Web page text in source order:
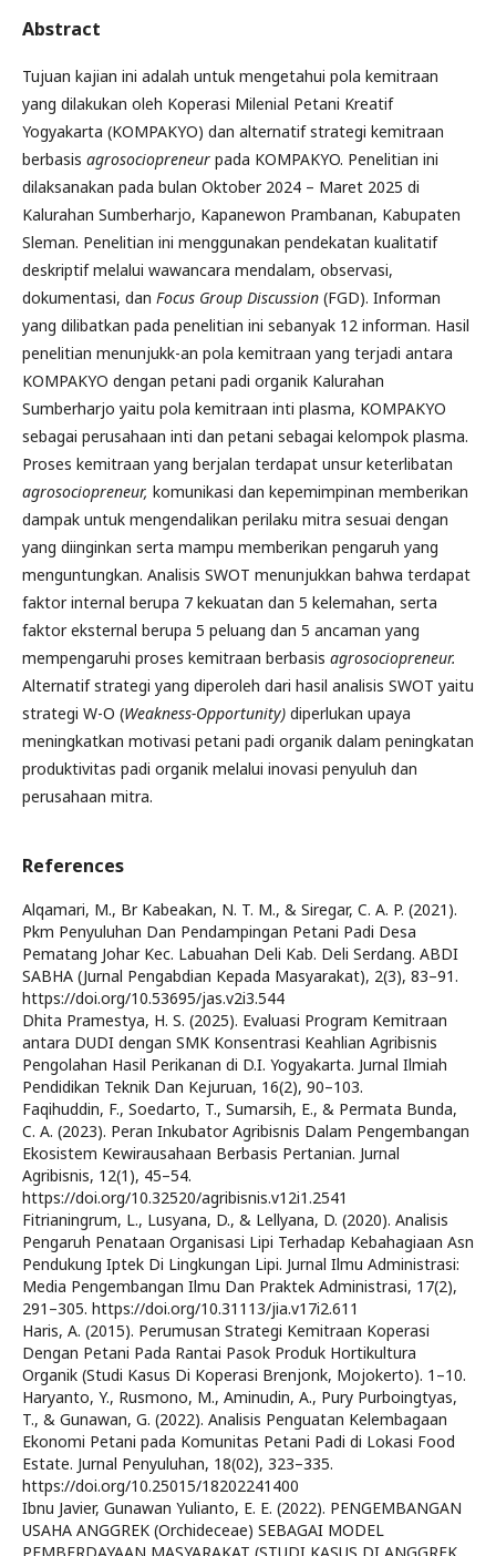
Abstract
Tujuan kajian ini adalah untuk mengetahui pola kemitraan
yang dilakukan oleh Koperasi Milenial Petani Kreatif
Yogyakarta (KOMPAKYO) dan alternatif strategi kemitraan
berbasis agrosociopreneur pada KOMPAKYO. Penelitian ini
dilaksanakan pada bulan Oktober 2024 – Maret 2025 di
Kalurahan Sumberharjo, Kapanewon Prambanan, Kabupaten
Sleman. Penelitian ini menggunakan pendekatan kualitatif
deskriptif melalui wawancara mendalam, observasi,
dokumentasi, dan Focus Group Discussion (FGD). Informan
yang dilibatkan pada penelitian ini sebanyak 12 informan. Hasil
penelitian menunjukk-an pola kemitraan yang terjadi antara
KOMPAKYO dengan petani padi organik Kalurahan
Sumberharjo yaitu pola kemitraan inti plasma, KOMPAKYO
sebagai perusahaan inti dan petani sebagai kelompok plasma.
Proses kemitraan yang berjalan terdapat unsur keterlibatan
agrosociopreneur, komunikasi dan kepemimpinan memberikan
dampak untuk mengendalikan perilaku mitra sesuai dengan
yang diinginkan serta mampu memberikan pengaruh yang
menguntungkan. Analisis SWOT menunjukkan bahwa terdapat
faktor internal berupa 7 kekuatan dan 5 kelemahan, serta
faktor eksternal berupa 5 peluang dan 5 ancaman yang
mempengaruhi proses kemitraan berbasis agrosociopreneur.
Alternatif strategi yang diperoleh dari hasil analisis SWOT yaitu
strategi W-O (Weakness-Opportunity) diperlukan upaya
meningkatkan motivasi petani padi organik dalam peningkatan
produktivitas padi organik melalui inovasi penyuluh dan
perusahaan mitra.
References
Alqamari, M., Br Kabeakan, N. T. M., & Siregar, C. A. P. (2021).
Pkm Penyuluhan Dan Pendampingan Petani Padi Desa
Pematang Johar Kec. Labuahan Deli Kab. Deli Serdang. ABDI
SABHA (Jurnal Pengabdian Kepada Masyarakat), 2(3), 83–91.
https://doi.org/10.53695/jas.v2i3.544
Dhita Pramestya, H. S. (2025). Evaluasi Program Kemitraan
antara DUDI dengan SMK Konsentrasi Keahlian Agribisnis
Pengolahan Hasil Perikanan di D.I. Yogyakarta. Jurnal Ilmiah
Pendidikan Teknik Dan Kejuruan, 16(2), 90–103.
Faqihuddin, F., Soedarto, T., Sumarsih, E., & Permata Bunda,
C. A. (2023). Peran Inkubator Agribisnis Dalam Pengembangan
Ekosistem Kewirausahaan Berbasis Pertanian. Jurnal
Agribisnis, 12(1), 45–54.
https://doi.org/10.32520/agribisnis.v12i1.2541
Fitrianingrum, L., Lusyana, D., & Lellyana, D. (2020). Analisis
Pengaruh Penataan Organisasi Lipi Terhadap Kebahagiaan Asn
Pendukung Iptek Di Lingkungan Lipi. Jurnal Ilmu Administrasi:
Media Pengembangan Ilmu Dan Praktek Administrasi, 17(2),
291–305. https://doi.org/10.31113/jia.v17i2.611
Haris, A. (2015). Perumusan Strategi Kemitraan Koperasi
Dengan Petani Pada Rantai Pasok Produk Hortikultura
Organik (Studi Kasus Di Koperasi Brenjonk, Mojokerto). 1–10.
Haryanto, Y., Rusmono, M., Aminudin, A., Pury Purboingtyas,
T., & Gunawan, G. (2022). Analisis Penguatan Kelembagaan
Ekonomi Petani pada Komunitas Petani Padi di Lokasi Food
Estate. Jurnal Penyuluhan, 18(02), 323–335.
https://doi.org/10.25015/18202241400
Ibnu Javier, Gunawan Yulianto, E. E. (2022). PENGEMBANGAN
USAHA ANGGREK (Orchideceae) SEBAGAI MODEL